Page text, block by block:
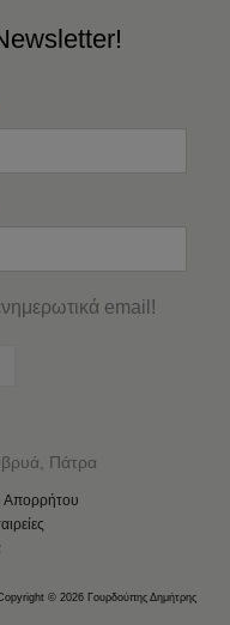
email!
Πάτρα
Απορρήτου
© 2026 Γουρδούπης Δημήτρης